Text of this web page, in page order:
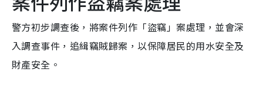
警方初步調查後，將案件列作「盜竊」案處理，並會深
入調查事件，追緝竊賊歸案，以保障居民的用水安全及
財產安全。